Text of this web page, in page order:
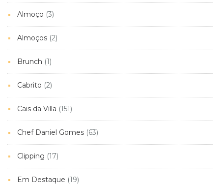
Almoço (3)
Almoços (2)
Brunch (1)
Cabrito (2)
Cais da Villa (151)
Chef Daniel Gomes (63)
Clipping (17)
Em Destaque (19)